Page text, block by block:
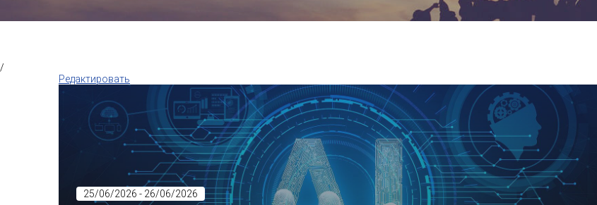
/
Редактировать
25/06/2026 - 26/06/2026